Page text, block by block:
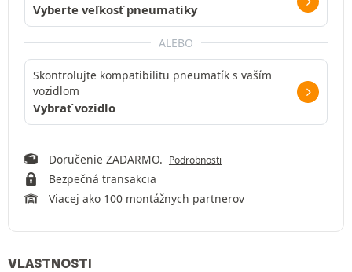
Vyberte veľkosť pneumatiky
ALEBO
Skontrolujte kompatibilitu pneumatík s vaším
vozidlom
Vybrať vozidlo
Doručenie ZADARMO. Podrobnosti
Bezpečná transakcia
Viacej ako 100 montážnych partnerov
VLASTNOSTI